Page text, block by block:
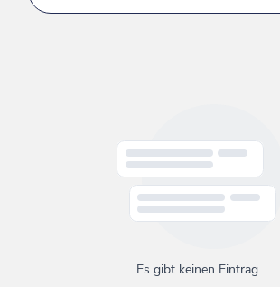
Es gibt keinen Eintrag…